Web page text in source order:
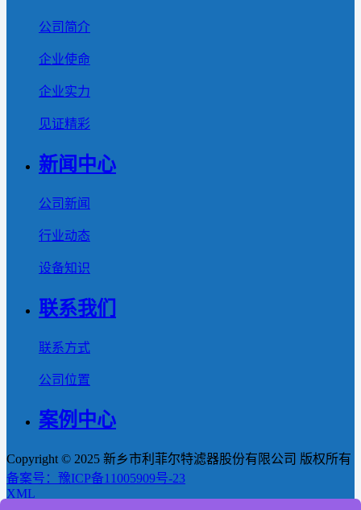
公司简介
企业使命
企业实力
见证精彩
新闻中心
公司新闻
行业动态
设备知识
联系我们
联系方式
公司位置
案例中心
Copyright © 2025 新乡市利菲尔特滤器股份有限公司 版权所有
备案号：豫ICP备11005909号-23
XML